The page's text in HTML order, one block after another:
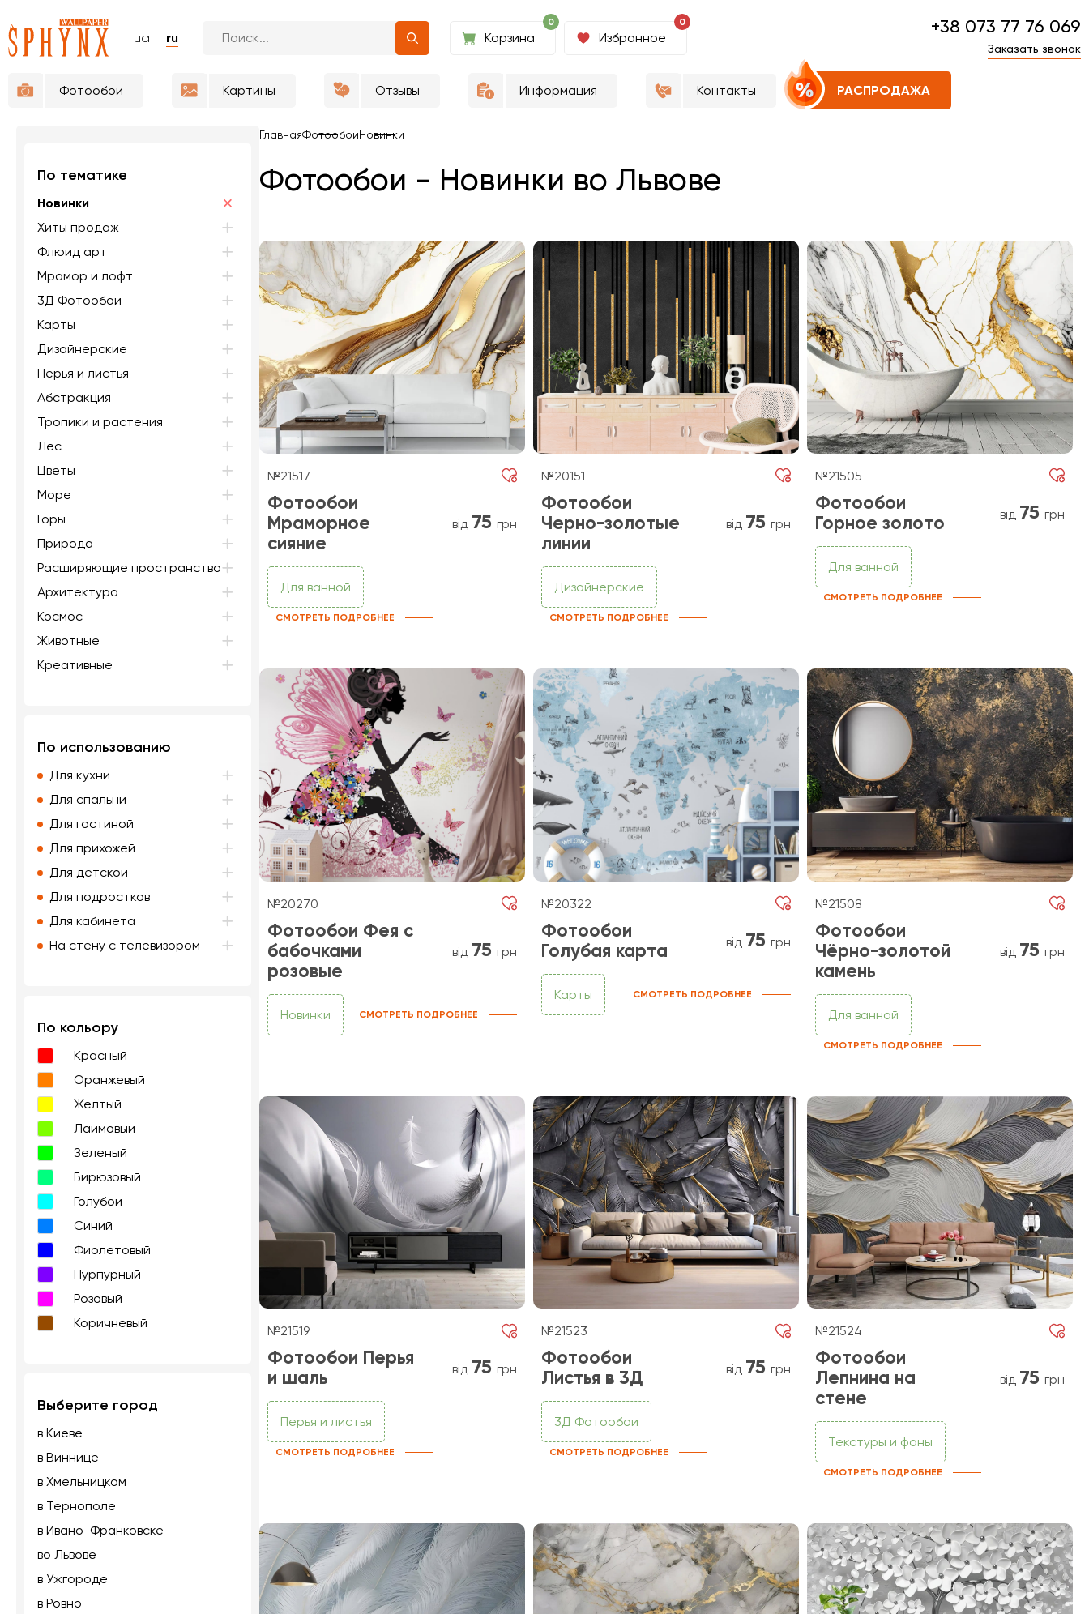
ua ru
0
Корзина
0
Избранное
+38 073 77 76 069
Заказать звонок
Фотообои Картины Отзывы Информация Контакты РАСПРОДАЖА
По тематике
Новинки
Хиты продаж
Флюид арт
Мрамор и лофт
3Д Фотообои
Карты
Дизайнерские
Перья и листья
Абстракция
Тропики и растения
Лес
Цветы
Море
Горы
Природа
Расширяющие пространство
Архитектура
Космос
Животные
Креативные
По использованию
Для кухни
Для спальни
Для гостиной
Для прихожей
Для детской
Для подростков
Для кабинета
На стену с телевизором
По кольору
Красный
Оранжевый
Желтый
Лаймовый
Зеленый
Бирюзовый
Голубой
Синий
Фиолетовый
Пурпурный
Розовый
Коричневый
Выберите город
в Киеве
в Виннице
в Хмельницком
в Тернополе
в Ивано-Франковске
во Львове
в Ужгороде
в Ровно
ГлавнаяФотообоиНовинки
Фотообои - Новинки во Львове
№21517
Фотообои
Мраморное
сияние
від 75 грн
Для ванной
СМОТРЕТЬ ПОДРОБНЕЕ
№20151
Фотообои
Черно-золотые
линии
від 75 грн
Дизайнерские
СМОТРЕТЬ ПОДРОБНЕЕ
№21505
Фотообои
Горное золото
від 75 грн
Для ванной
СМОТРЕТЬ ПОДРОБНЕЕ
№20270
Фотообои Фея с
бабочками
розовые
від 75 грн
Новинки СМОТРЕТЬ ПОДРОБНЕЕ
№20322
Фотообои
Голубая карта
від 75 грн
Карты СМОТРЕТЬ ПОДРОБНЕЕ
№21508
Фотообои
Чёрно-золотой
камень
від 75 грн
Для ванной
СМОТРЕТЬ ПОДРОБНЕЕ
№21519
Фотообои Перья
и шаль
від 75 грн
Перья и листья
СМОТРЕТЬ ПОДРОБНЕЕ
№21523
Фотообои
Листья в 3Д
від 75 грн
3Д Фотообои
СМОТРЕТЬ ПОДРОБНЕЕ
№21524
Фотообои
Лепнина на
стене
від 75 грн
Текстуры и фоны
СМОТРЕТЬ ПОДРОБНЕЕ